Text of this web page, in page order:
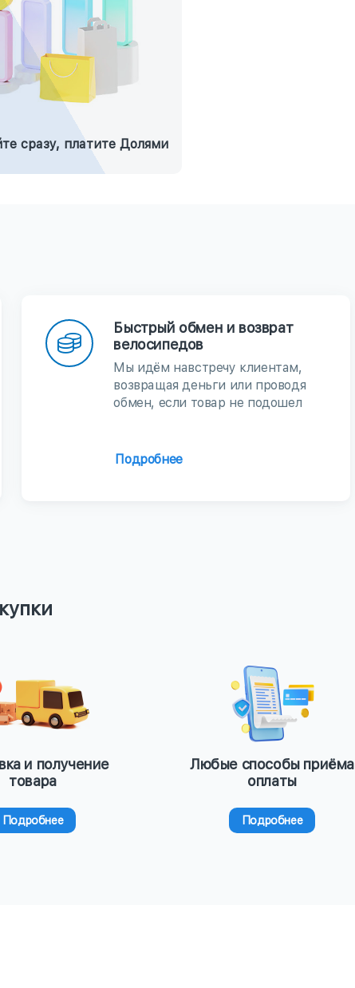
сразу, платите Долями
Быстрый обмен и возврат
велосипедов
Мы идём навстречу клиентам,
возвращая деньги или проводя
обмен, если товар не подошел
Подробнее
и получение
товара
Подробнее
Любые способы приёма
оплаты
Подробнее